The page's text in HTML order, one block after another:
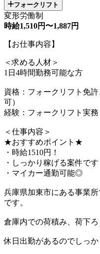
フォークリフト
変形労働制
時給1,510円〜1,887円
【お仕事内容】
＜求める人材＞
1日4時間勤務可能な方
資格：フォークリフト免
可）
経験：フォークリフト実務
＜仕事内容＞
★おすすめポイント★
・時給1510円！
・しっかり稼げる案件です
・マイカー通勤可能◎
兵庫県加東市にある事業
です。
倉庫内での荷積み、荷下ろ
休日出勤があるのでしっか